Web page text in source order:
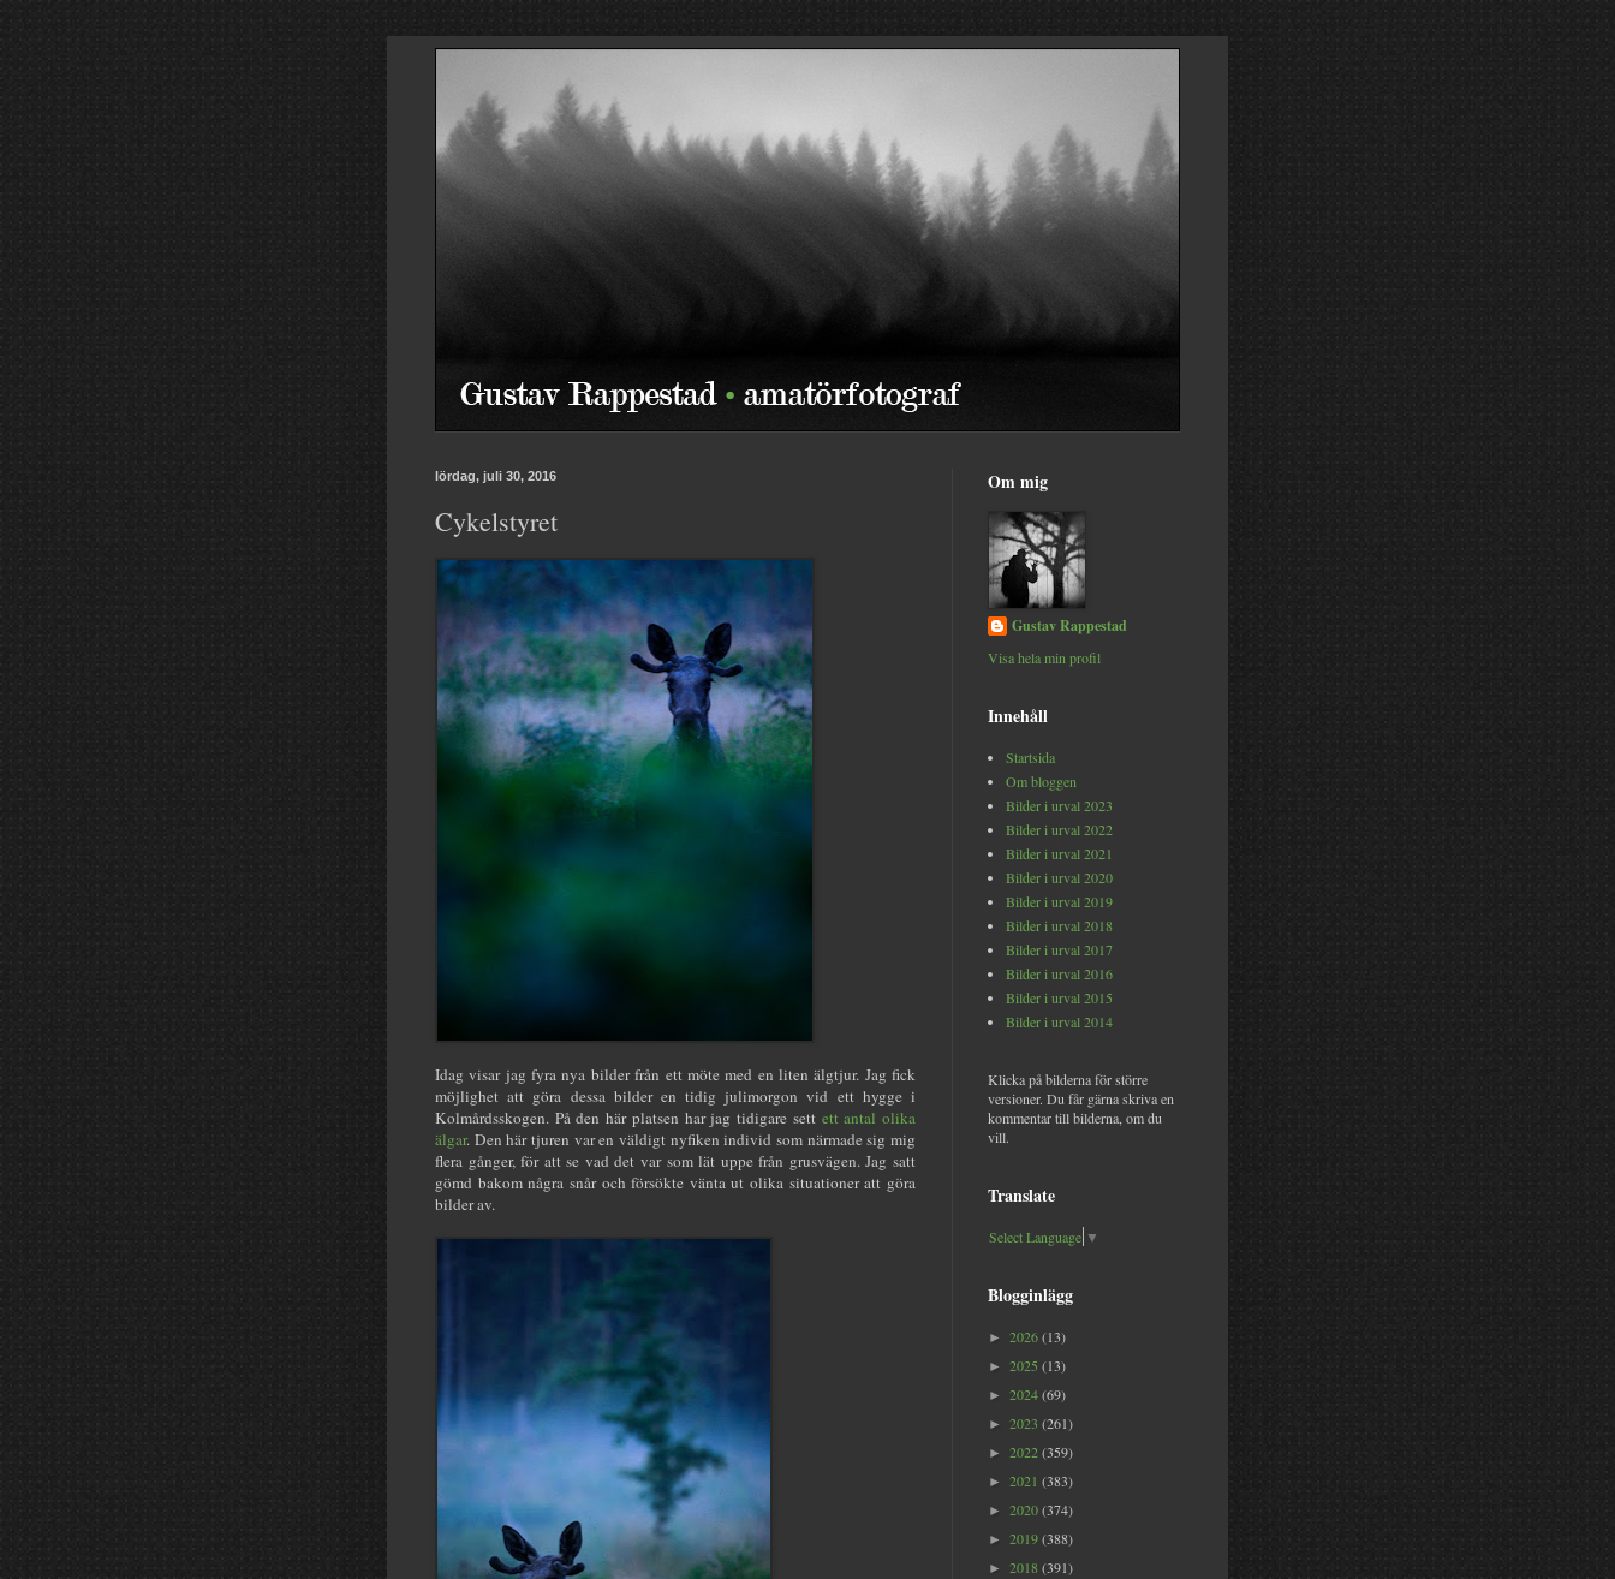
lördag, juli 30, 2016
Cykelstyret
Idag visar jag fyra nya bilder från ett möte med en liten älgtjur. Jag fick
möjlighet att göra dessa bilder en tidig julimorgon vid ett hygge i
Kolmårdsskogen. På den här platsen har jag tidigare sett ett antal olika
älgar. Den här tjuren var en väldigt nyfiken individ som närmade sig mig
flera gånger, för att se vad det var som lät uppe från grusvägen. Jag satt
gömd bakom några snår och försökte vänta ut olika situationer att göra
bilder av.
Om mig
Gustav Rappestad
Visa hela min profil
Innehåll
Startsida
Om bloggen
Bilder i urval 2023
Bilder i urval 2022
Bilder i urval 2021
Bilder i urval 2020
Bilder i urval 2019
Bilder i urval 2018
Bilder i urval 2017
Bilder i urval 2016
Bilder i urval 2015
Bilder i urval 2014
Klicka på bilderna för större
versioner. Du får gärna skriva en
kommentar till bilderna, om du
vill.
Translate
Select Language ▼
Blogginlägg
► 2026(13)
► 2025 (13)
► 2024(69)
► 2023 (261)
► 2022(359)
► 2021 (383)
► 2020(374)
► 2019(388)
► 2018 (391)